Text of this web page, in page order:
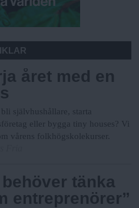
året med en
självhushållare, starta
eller bygga tiny houses? Vi
vårens folkhögskolekurser.
behöver tänka
entreprenörer”